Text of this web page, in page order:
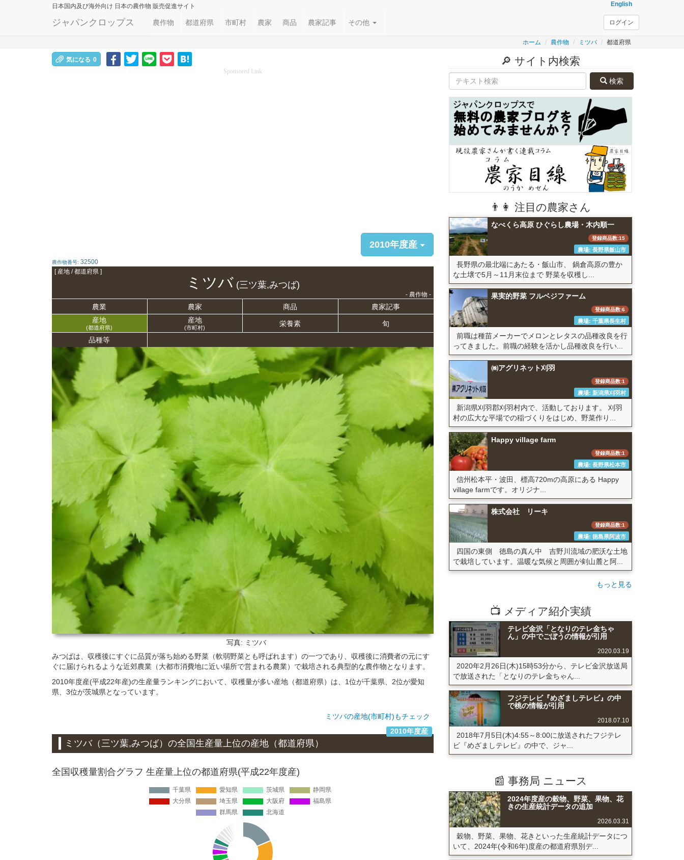
日本国内及び海外向け 日本の農作物 販売促進サイト English
ジャパンクロップス 農作物 都道府県 市町村 農家 商品 農家記事 その他 ログイン
ホーム 農作物 ミツバ 都道府県
気になる 0
Sponsored Link
2010年度産
農作物番号: 32500
[ 産地 / 都道府県 ]
ミツバ (三ツ葉,みつば)
- 農作物 -
農業 農家 商品
農家記事
産地
(都道府県)
産地
(市町村) 栄養素 旬
品種等
写真: ミツバ
みつばは、収穫後にすぐに品質が落ち始める野菜（軟弱野菜とも呼ばれます）の一つであり、収穫後に消費者の元にす
ぐに届けられるような近郊農業（大都市消費地に近い場所で営まれる農業）で栽培される典型的な農作物となります。
2010年度産(平成22年産)の生産量ランキングにおいて、収穫量が多い産地（都道府県）は、1位が千葉県、2位が愛知
県、3位が茨城県となっています。
ミツバの産地(市町村)もチェック
2010年度産
ミツバ（三ツ葉,みつば）の全国生産量上位の産地 （都道府県）
全国収穫量割合グラフ 生産量上位の都道府県(平成22年度産)
🔎 サイト内検索
検索
👨👩 注目の農家さん
なべくら高原 ひぐらし農場・木内順一
登録商品数:15
農場: 長野県飯山市
長野県の最北端にあたる・飯山市、 鍋倉高原の豊か
な土壌で5月～11月末位まで 野菜を収穫し...
果実的野菜 フルベジファーム
登録商品数:6
農場: 千葉県長生村
前職は種苗メーカーでメロンとレタスの品種改良を行
ってきました。前職の経験を活かし品種改良を行い...
㈱アグリネット刈羽
登録商品数:1
農場: 新潟県刈羽村
新潟県刈羽郡刈羽村内で、活動しております。 刈羽
村の広大な平場での稲づくりをはじめ、野菜作り...
Happy village farm
登録商品数:1
農場: 長野県松本市
信州松本平・波田、標高720mの高原にある Happy
village farmです。オリジナ...
株式会社 リーキ
登録商品数:1
農場: 徳島県阿波市
四国の東側 徳島の真ん中 吉野川流域の肥沃な土地
で栽培しています。温暖な気候と周囲が剣山麓と阿...
もっと見る
📺 メディア紹介実績
テレビ金沢「となりのテレ金ちゃ
ん」の中でごぼうの情報が引用
2020.03.19
2020年2月26日(木)15時53分から、テレビ金沢放送局
で放送された「となりのテレ金ちゃん...
フジテレビ『めざましテレビ』の中
で桃の情報が引用
2018.07.10
2018年7月5日(木)4:55～8:00に放送されたフジテレ
ビ『めざましテレビ』の中で、ジャ...
📰 事務局 ニュース
2024年度産の穀物、野菜、果物、花
きの生産統計データの追加
2026.03.31
穀物、野菜、果物、花きといった生産統計データにつ
いて、2024年(令和6年)度産の都道府県別デ...